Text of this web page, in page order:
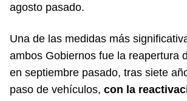
agosto pasado.
Una de las medidas más
ambos Gobiernos fue la reapertura
en septiembre pasado, tras siete
paso de vehículos, con la